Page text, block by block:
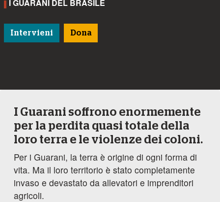
I GUARANI DEL BRASILE
Intervieni Dona
I Guarani soffrono enormemente
per la perdita quasi totale della
loro terra e le violenze dei coloni.
Per i Guarani, la terra è origine di ogni forma di
vita. Ma il loro territorio è stato completamente
invaso e devastato da allevatori e imprenditori
agricoli.